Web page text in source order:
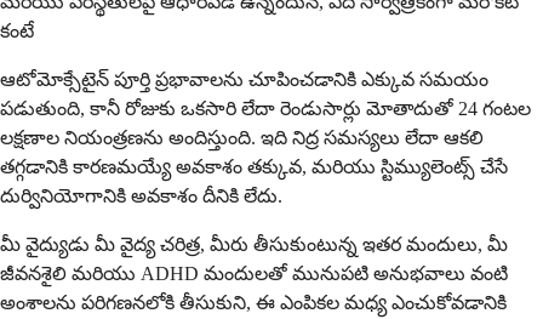
కంటే
ఆటోమోక్సేటైన్ పూర్తి ప్రభావాలను చూపించడానికి ఎక్కువ సమయం
పడుతుంది, కానీ రోజుకు ఒకసారి లేదా రెండుసార్లు మోతాదుతో 24 గంటల
లక్షణాల నియంత్రణను అందిస్తుంది. ఇది నిద్ర సమస్యలు లేదా ఆకలి
తగ్గడానికి కారణమయ్యే అవకాశం తక్కువ, మరియు స్టిమ్యులెంట్స్ చేసే
దుర్వినియోగానికి అవకాశం దీనికి లేదు.
మీ వైద్యుడు మీ వైద్య చరిత్ర, మీరు తీసుకుంటున్న ఇతర మందులు, మీ
జీవనశైలి మరియు ADHD మందులతో మునుపటి అనుభవాలు వంటి
అంశాలను పరిగణనలోకి తీసుకుని, ఈ ఎంపికల మధ్య ఎంచుకోవడానికి